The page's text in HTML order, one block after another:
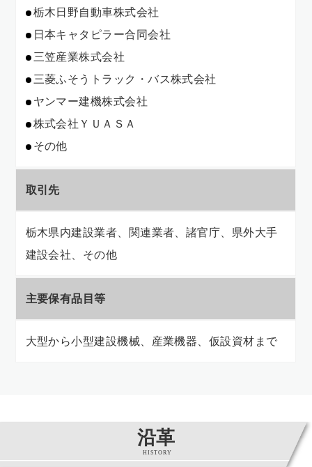
栃木日野自動車株式会社
日本キャタピラー合同会社
三笠産業株式会社
三菱ふそうトラック・バス株式会社
ヤンマー建機株式会社
株式会社ＹＵＡＳＡ
その他
取引先
栃木県内建設業者、関連業者、諸官庁、県外大手
建設会社、その他
主要保有品目等
大型から小型建設機械、産業機器、仮設資材まで
沿革
HISTORY